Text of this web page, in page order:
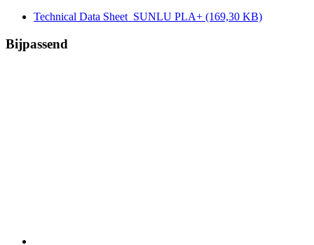
Technical Data Sheet_SUNLU PLA+ (169,30 KB)
Bijpassend